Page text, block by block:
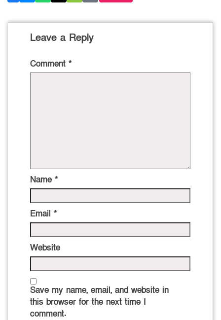
Leave a Reply
Comment *
Name *
Email *
Website
Save my name, email, and website in
this browser for the next time I
comment.